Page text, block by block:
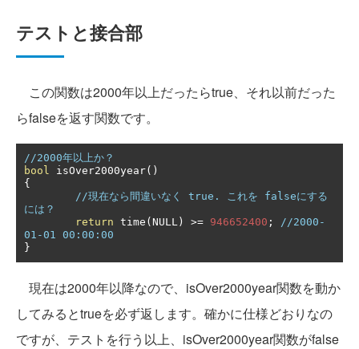
テストと接合部
この関数は2000年以上だったらtrue、それ以前だった
らfalseを返す関数です。
//2000年以上か？
bool
isOver2000year()
{
//現在なら間違いなく true. これを falseにする
には？
return time (NULL ) >= 946652400 ;
//2000-
01-01 00:00:00
}
現在は2000年以降なので、isOver2000year関数を動か
してみるとtrueを必ず返します。確かに仕様どおりなの
ですが、テストを行う以上、isOver2000year関数がfalse